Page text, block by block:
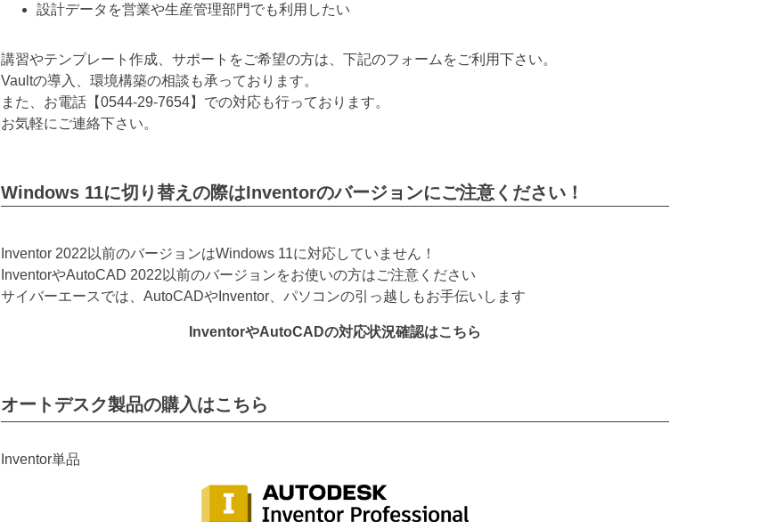
設計データを営業や生産管理部門でも利用したい
講習やテンプレート作成、サポートをご希望の方は、下記のフォームをご利用下さい。
Vaultの導入、環境構築の相談も承っております。
また、お電話【0544-29-7654】での対応も行っております。
お気軽にご連絡下さい。
Windows 11に切り替えの際はInventorのバージョンにご注意ください！
Inventor 2022以前のバージョンはWindows 11に対応していません！
InventorやAutoCAD 2022以前のバージョンをお使いの方はご注意ください
サイバーエースでは、AutoCADやInventor、パソコンの引っ越しもお手伝いします
InventorやAutoCADの対応状況確認はこちら
オートデスク製品の購入はこちら
Inventor単品